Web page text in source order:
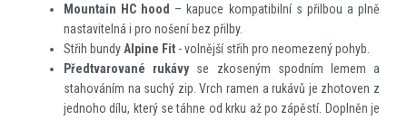
Mountain HC hood – kapuce kompatibilní s přilbou a plně
nastavitelná i pro nošení bez přilby.
Střih bundyAlpine Fit - volnější střih pro neomezený pohyb.
Předtvarované rukávyse zkoseným spodním lemem a
stahováním na suchý zip. Vrch ramen a rukávů je zhotoven z
jednoho dílu, který se táhne od krku až po zápěstí. Doplněn je